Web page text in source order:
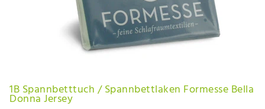
1B Spannbetttuch / Spannbettlaken Formesse Bella
Donna Jersey